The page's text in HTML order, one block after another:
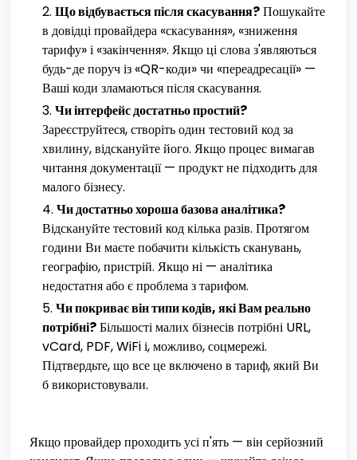
Що відбувається після скасування?Пошукайте
в довідці провайдера «скасування», «зниження
тарифу» і «закінчення». Якщо ці слова з'являються
будь-де поруч із «QR-коди» чи «переадресації» —
Ваші коди зламаються після скасування.
Чи інтерфейс достатньо простий?
Зареєструйтеся, створіть один тестовий код за
хвилину, відскануйте його. Якщо процес вимагав
читання документації — продукт не підходить для
малого бізнесу.
Чи достатньо хороша базова аналітика?
Відскануйте тестовий код кілька разів. Протягом
години Ви маєте побачити кількість сканувань,
географію, пристрій. Якщо ні — аналітика
недостатня або є проблема з тарифом.
Чи покриває він типи кодів, які Вам реально
потрібні?Більшості малих бізнесів потрібні URL,
vCard, PDF, WiFi і, можливо, соцмережі.
Підтвердьте, що все це включено в тариф, який Ви
б використовували.
Якщо провайдер проходить усі п'ять — він серйозний